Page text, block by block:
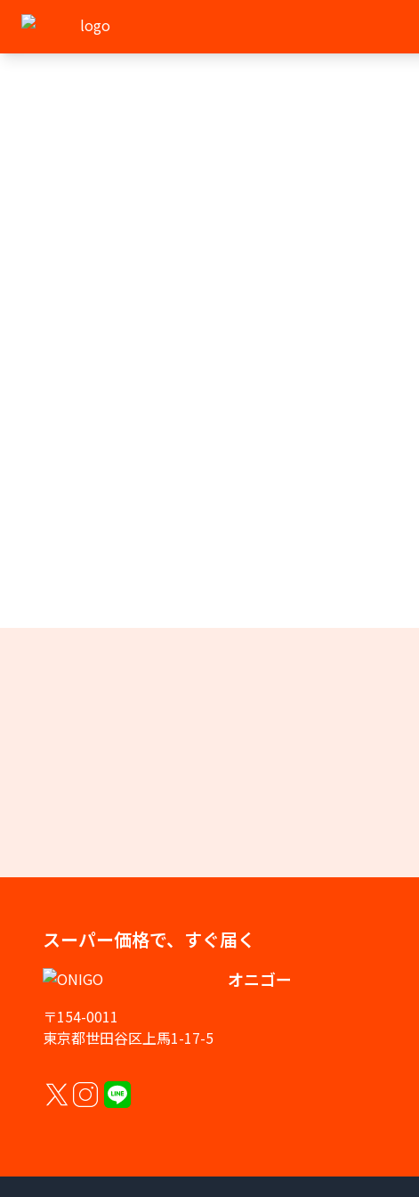
スーパー価格で、すぐ届く
オニゴー
〒154-0011
東京都世田谷区上馬1-17-5